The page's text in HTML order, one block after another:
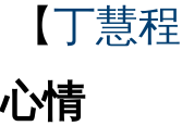
丁慧程
情